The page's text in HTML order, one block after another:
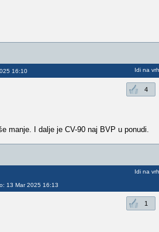
16:10 Idi na vrh
4
manje. I dalje je CV-90 naj BVP u ponudi.
13 Mar 2025 16:13
Idi na vrh
1